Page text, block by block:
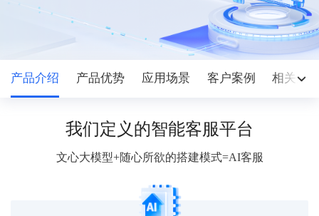
产品介绍 产品优势 应用场景 客户案例 相关产
我们定义的智能客服平台
文心大模型+随心所欲的搭建模式=AI客服